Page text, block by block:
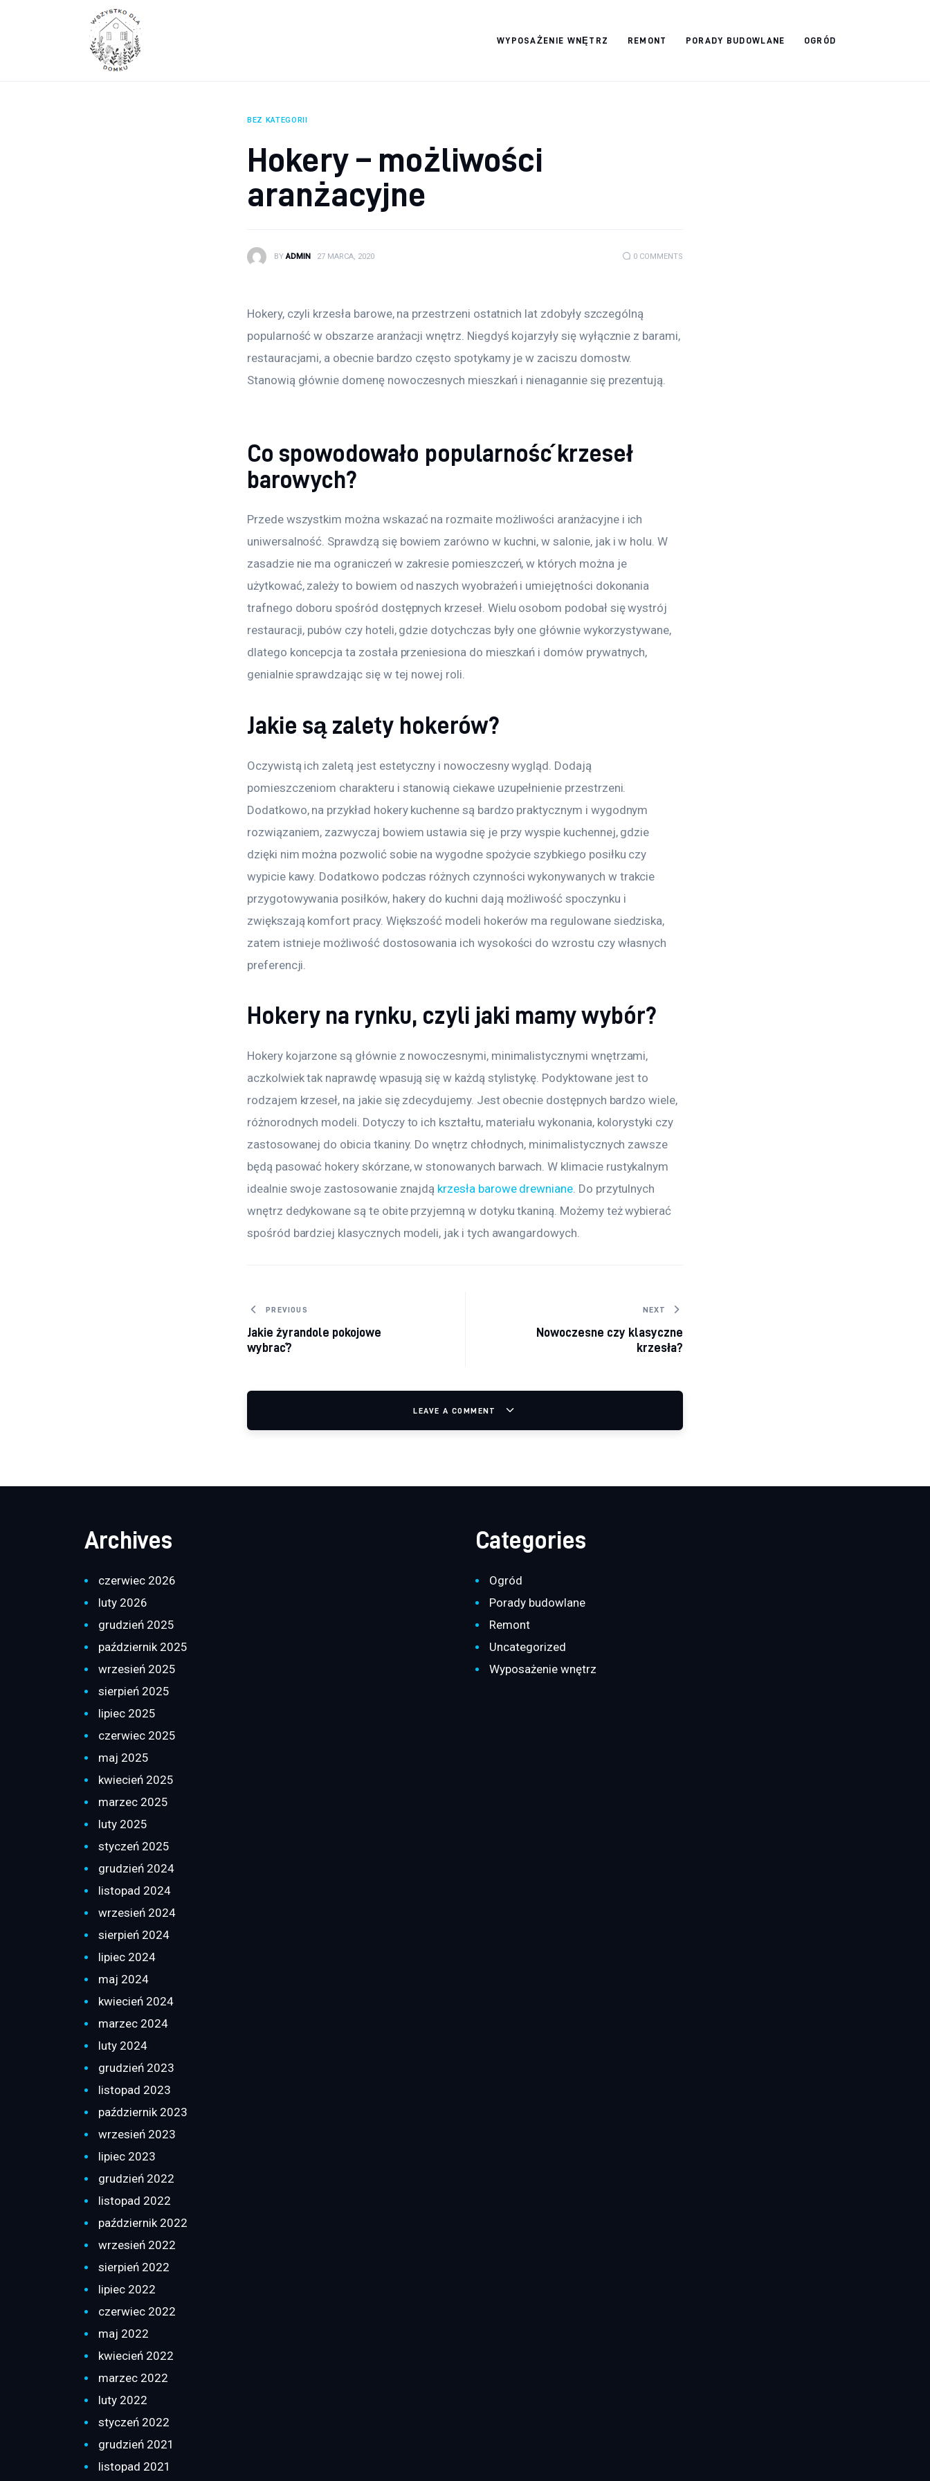
WYPOSAŻENIE WNĘTRZ REMONT PORADY BUDOWLANE OGRÓD
Wyposażenie wnętrz
BEZ KATEGORII
Hokery – możliwości
aranżacyjne
BY ADMIN 27 MARCA, 2020 0 COMMENTS
Hokery, czyli krzesła barowe, na przestrzeni ostatnich lat zdobyły szczególną
popularność w obszarze aranżacji wnętrz. Niegdyś kojarzyły się wyłącznie z barami,
restauracjami, a obecnie bardzo często spotykamy je w zaciszu domostw.
Stanowią głównie domenę nowoczesnych mieszkań i nienagannie się prezentują.
Co spowodowało popularność krzeseł
barowych?
Przede wszystkim można wskazać na rozmaite możliwości aranżacyjne i ich
uniwersalność. Sprawdzą się bowiem zarówno w kuchni, w salonie, jak i w holu. W
zasadzie nie ma ograniczeń w zakresie pomieszczeń, w których można je
użytkować, zależy to bowiem od naszych wyobrażeń i umiejętności dokonania
trafnego doboru spośród dostępnych krzeseł. Wielu osobom podobał się wystrój
restauracji, pubów czy hoteli, gdzie dotychczas były one głównie wykorzystywane,
dlatego koncepcja ta została przeniesiona do mieszkań i domów prywatnych,
genialnie sprawdzając się w tej nowej roli.
Jakie są zalety hokerów?
Oczywistą ich zaletą jest estetyczny i nowoczesny wygląd. Dodają
pomieszczeniom charakteru i stanowią ciekawe uzupełnienie przestrzeni.
Dodatkowo, na przykład hokery kuchenne są bardzo praktycznym i wygodnym
rozwiązaniem, zazwyczaj bowiem ustawia się je przy wyspie kuchennej, gdzie
dzięki nim można pozwolić sobie na wygodne spożycie szybkiego posiłku czy
wypicie kawy. Dodatkowo podczas różnych czynności wykonywanych w trakcie
przygotowywania posiłków, hakery do kuchni dają możliwość spoczynku i
zwiększają komfort pracy. Większość modeli hokerów ma regulowane siedziska,
zatem istnieje możliwość dostosowania ich wysokości do wzrostu czy własnych
preferencji.
Hokery na rynku, czyli jaki mamy wybór?
Hokery kojarzone są głównie z nowoczesnymi, minimalistycznymi wnętrzami,
aczkolwiek tak naprawdę wpasują się w każdą stylistykę. Podyktowane jest to
rodzajem krzeseł, na jakie się zdecydujemy. Jest obecnie dostępnych bardzo wiele,
różnorodnych modeli. Dotyczy to ich kształtu, materiału wykonania, kolorystyki czy
zastosowanej do obicia tkaniny. Do wnętrz chłodnych, minimalistycznych zawsze
będą pasować hokery skórzane, w stonowanych barwach. W klimacie rustykalnym
idealnie swoje zastosowanie znajdą krzesła barowe drewniane. Do przytulnych
wnętrz dedykowane są te obite przyjemną w dotyku tkaniną. Możemy też wybierać
spośród bardziej klasycznych modeli, jak i tych awangardowych.
Nawigacja wpisu
PREVIOUS
Jakie żyrandole pokojowe
wybrać?
NEXT
Nowoczesne czy klasyczne
krzesła?
LEAVE A COMMENT
Archives
czerwiec 2026
luty 2026
grudzień 2025
październik 2025
wrzesień 2025
sierpień 2025
lipiec 2025
czerwiec 2025
maj 2025
kwiecień 2025
marzec 2025
luty 2025
styczeń 2025
grudzień 2024
listopad 2024
wrzesień 2024
sierpień 2024
lipiec 2024
maj 2024
kwiecień 2024
marzec 2024
luty 2024
grudzień 2023
listopad 2023
październik 2023
wrzesień 2023
lipiec 2023
grudzień 2022
listopad 2022
październik 2022
wrzesień 2022
sierpień 2022
lipiec 2022
czerwiec 2022
maj 2022
kwiecień 2022
marzec 2022
luty 2022
styczeń 2022
grudzień 2021
listopad 2021
Categories
Ogród
Porady budowlane
Remont
Uncategorized
Wyposażenie wnętrz